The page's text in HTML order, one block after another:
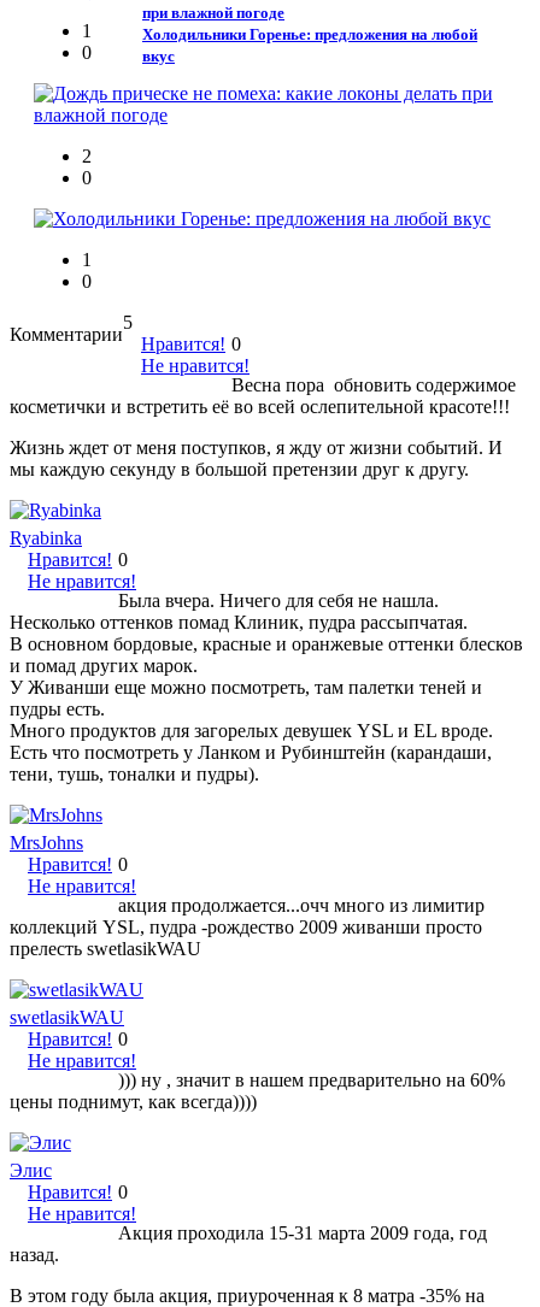
1
0
при влажной погоде
2
0
Холодильники Горенье: предложения на любой
вкус
1
0
Комментарии
5
Нравится!
Не нравится!
0
Весна пора обновить содержимое
косметички и встретить её во всей ослепительной красоте!!!
Жизнь ждет от меня поступков, я жду от жизни событий. И
мы каждую секунду в большой претензии друг к другу.
Ryabinka
Нравится!
Не нравится!
0
Была вчера. Ничего для себя не нашла.
Несколько оттенков помад Клиник, пудра рассыпчатая.
В основном бордовые, красные и оранжевые оттенки блесков
и помад других марок.
У Живанши еще можно посмотреть, там палетки теней и
пудры есть.
Много продуктов для загорелых девушек YSL и EL вроде.
Есть что посмотреть у Ланком и Рубинштейн (карандаши,
тени, тушь, тоналки и пудры).
MrsJohns
Нравится!
Не нравится!
0
акция продолжается...очч много из лимитир
коллекций YSL, пудра -рождество 2009 живанши просто
прелесть swetlasikWAU
swetlasikWAU
Нравится!
Не нравится!
0
))) ну , значит в нашем предварительно на 60%
цены поднимут, как всегда))))
Элис
Нравится!
Не нравится!
0
Акция проходила 15-31 марта 2009 года, год
назад.
В этом году была акция, приуроченная к 8 матра -35% на